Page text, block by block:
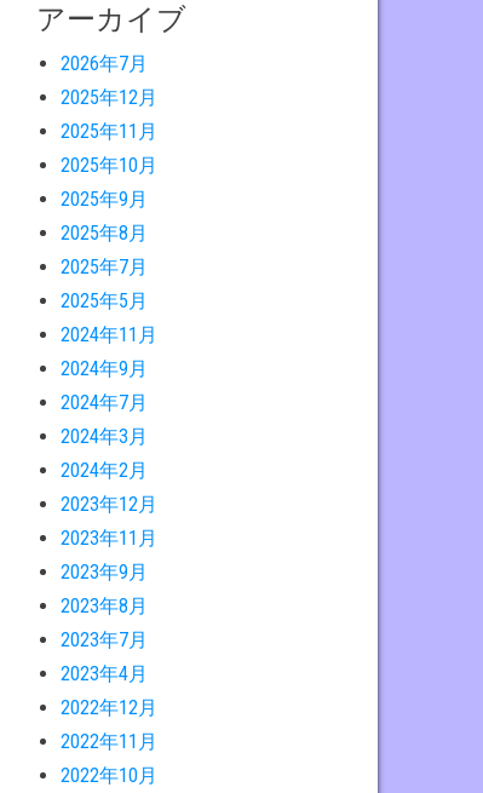
アーカイブ
2026年7月
2025年12月
2025年11月
2025年10月
2025年9月
2025年8月
2025年7月
2025年5月
2024年11月
2024年9月
2024年7月
2024年3月
2024年2月
2023年12月
2023年11月
2023年9月
2023年8月
2023年7月
2023年4月
2022年12月
2022年11月
2022年10月